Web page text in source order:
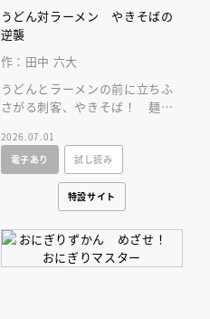
うどん対ラーメン やきそばの
逆襲
作：田中 六大
うどんとラーメンの前に立ちふ
さがる刺客、やきそば！ 麺類
だ！？ 伝説の麺絵本、１０年
ぶりの最新作！
2026.07.01
電子あり
試し読み
特設サイト